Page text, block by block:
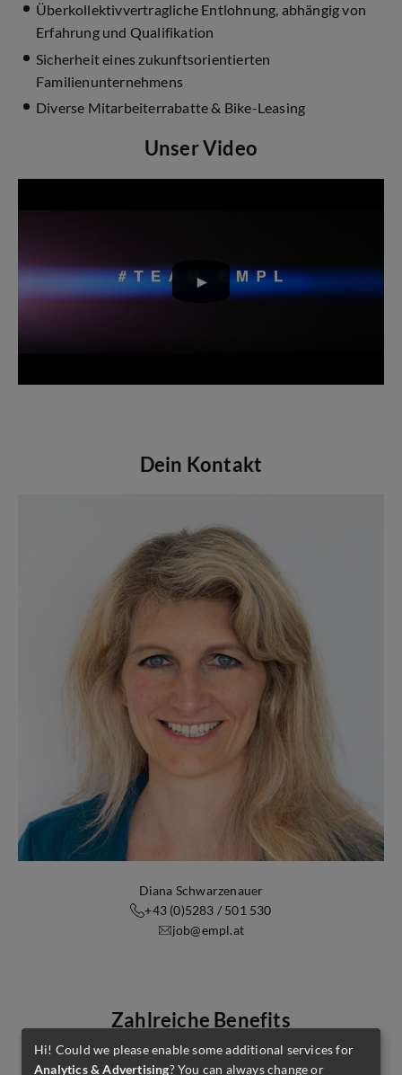
Überkollektivvertragliche Entlohnung, abhängig von
Erfahrung und Qualifikation
Sicherheit eines zukunftsorientierten
Familienunternehmens
Diverse Mitarbeiterrabatte & Bike-Leasing
Unser Video
Dein Kontakt
Diana Schwarzenauer
+43 (0)5283 / 501 530
job@empl.at
Zahlreiche Benefits
Hi! Could we please enable some additional services for
Analytics & Advertising? You can always change or